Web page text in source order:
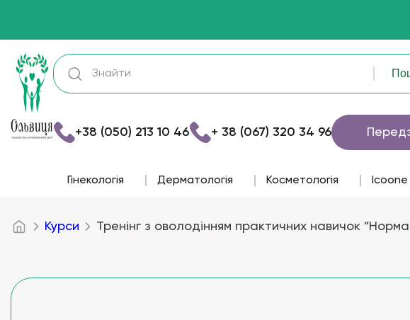
+38 (050) 213 10 46 + 38 (067) 320 34 96
Гінекологія Дерматологія Косметологія lcoone
Курси Тренінг з оволодінням практичних навичок